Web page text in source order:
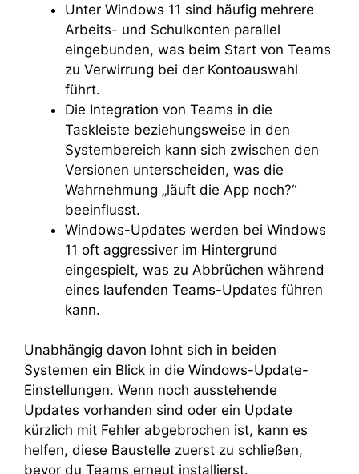
Unter Windows 11 sind häufig mehrere
Arbeits- und Schulkonten parallel
eingebunden, was beim Start von Teams
zu Verwirrung bei der Kontoauswahl
führt.
Die Integration von Teams in die
Taskleiste beziehungsweise in den
Systembereich kann sich zwischen den
Versionen unterscheiden, was die
Wahrnehmung „läuft die App noch?“
beeinflusst.
Windows-Updates werden bei Windows
11 oft aggressiver im Hintergrund
eingespielt, was zu Abbrüchen während
eines laufenden Teams-Updates führen
kann.
Unabhängig davon lohnt sich in beiden
Systemen ein Blick in die Windows-Update-
Einstellungen. Wenn noch ausstehende
Updates vorhanden sind oder ein Update
kürzlich mit Fehler abgebrochen ist, kann es
helfen, diese Baustelle zuerst zu schließen,
bevor du Teams erneut installierst.